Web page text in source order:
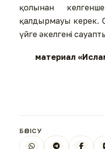
қолынан
қалдырмауы керек.
үйге əкелгені
материал
БӨЛІСУ